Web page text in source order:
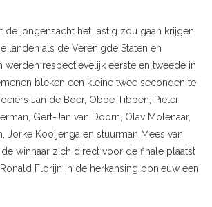
de jongensacht het lastig zou gaan krijgen
landen als de Verenigde Staten en
werden respectievelijk eerste en tweede in
bleken een kleine twee seconden te
Jan de Boer, Obbe Tibben, Pieter
Gert-Jan van Doorn, Olav Molenaar,
Jorke Kooijenga en stuurman Mees van
winnaar zich direct voor de finale plaatst
Florijn in de herkansing opnieuw een